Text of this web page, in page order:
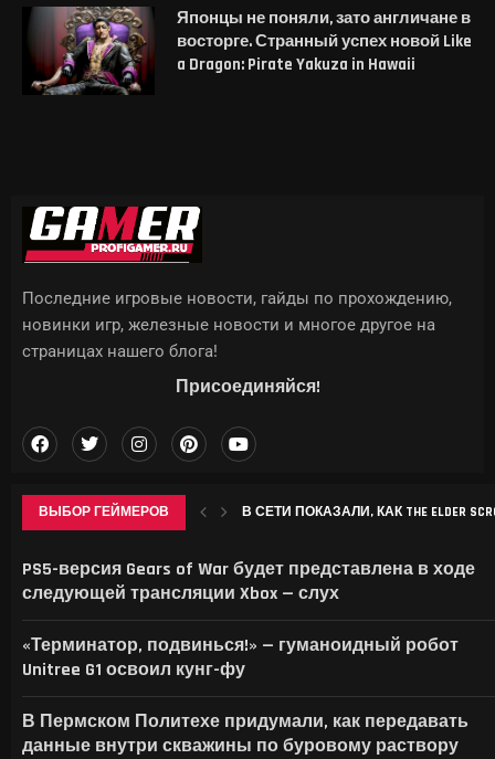
Японцы не поняли, зато англичане в
восторге. Странный успех новой Like
a Dragon: Pirate Yakuza in Hawaii
ВЫБОР ГЕЙМЕРОВ В СЕТИ ПОКАЗАЛИ, КАК THE ELDER
PS5-версия Gears of War будет представлена в ходе
следующей трансляции Xbox — слух
«Терминатор, подвинься!» — гуманоидный робот
Unitree G1 освоил кунг-фу
В Пермском Политехе придумали, как передавать
данные внутри скважины по буровому раствору
Последние игровые новости, гайды по прохождению,
новинки игр, железные новости и многое другое на
страницах нашего блога!
Присоединяйся!